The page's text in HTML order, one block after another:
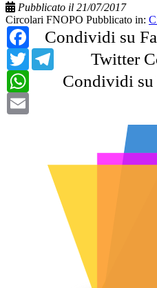
Pubblicato il 21/07/2017
Circolari FNOPO Pubblicato in:
Condividi su
Facebook
Twitter
TwitterTelegram
Condividi su
WhatsApp